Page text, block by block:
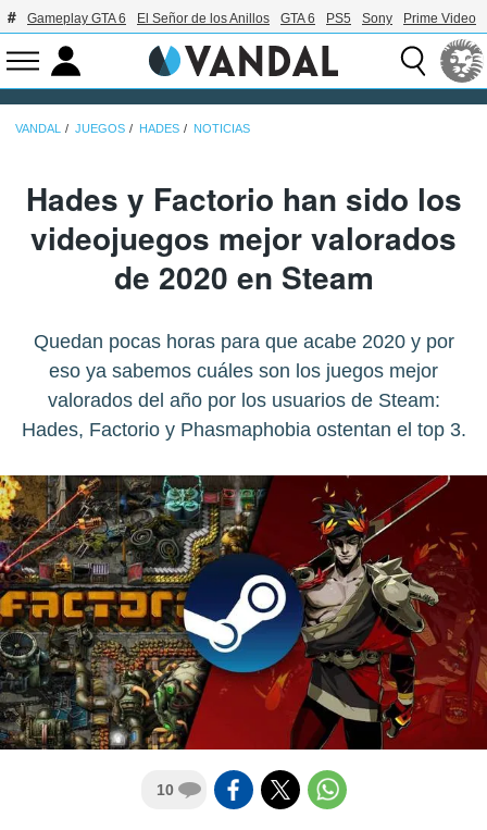
Gameplay GTA 6 El Señor de los Anillos GTA 6 PS5 Sony Prime Video
VANDAL JUEGOS HADES NOTICIAS
Hades y Factorio han sido los
videojuegos mejor valorados
de 2020 en Steam
Quedan pocas horas para que acabe 2020 y por
eso ya sabemos cuáles son los juegos mejor
valorados del año por los usuarios de Steam:
Hades, Factorio y Phasmaphobia ostentan el top 3.
10